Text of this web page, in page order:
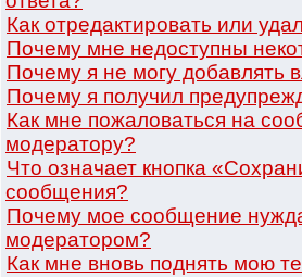
Как отредактировать или
Почему мне недоступны
Почему я не могу добавлять
Почему я получил
Как мне пожаловаться на
модератору?
Что означает кнопка
сообщения?
Почему мое сообщение
модератором?
Как мне вновь поднять мою